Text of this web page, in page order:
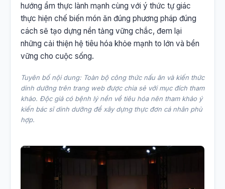
hướng ẩm thực lành mạnh cùng với ý thức tự giác
thực hiện chế biến món ăn đúng phương pháp đúng
cách sẽ tạo dựng nền tảng vững chắc, đem lại
những cải thiện hệ tiêu hóa khỏe mạnh to lớn và bền
vững cho cuộc sống.
Tuyên bố nội dung: Toàn bộ công thức nấu ăn và kiến thức
dinh dưỡng trên trang web được chia sẻ với mục đích tham
khảo. Độc giả có bệnh lý nền về tiêu hóa nên tham khảo ý
kiến bác sĩ dinh dưỡng để xây dựng thực đơn cá nhân phù
hợp.